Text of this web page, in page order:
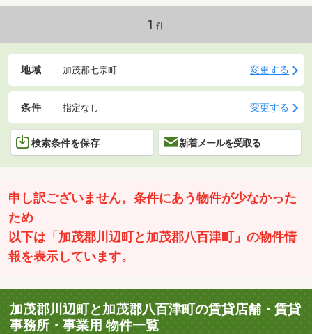
1 件
地域 加茂郡七宗町 変更する
条件 指定なし 変更する
検索条件を保存 新着メールを受取る
申し訳ございません。条件にあう物件が少なかった
ため
以下は「加茂郡川辺町と加茂郡八百津町」の物件情
報を表示しています。
加茂郡川辺町と加茂郡八百津町の賃貸店舗・賃貸
事務所・事業用 物件一覧